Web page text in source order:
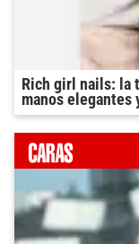
Rich girl nails: la
manos elegantes